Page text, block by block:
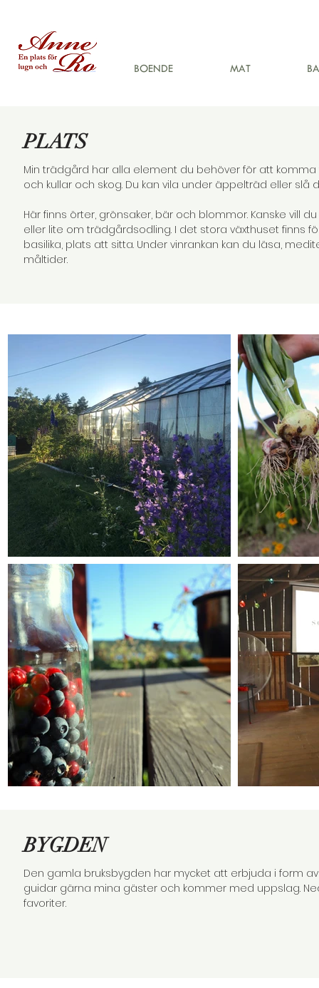
BOENDE MAT
PLATS
Min trädgård har alla element du behöver för att
och kullar och skog. Du kan vila under äppelträd eller slå
Här finns örter, grönsaker, bär och blommor. Kanske vill
eller lite om trädgårdsodling. I det stora växthuset finns
basilika, plats att sitta. Under vinrankan kan du läsa,
måltider.
BYGDEN
Den gamla bruksbygden har mycket att erbjuda i form
guidar gärna mina gäster och kommer med uppslag.
favoriter.